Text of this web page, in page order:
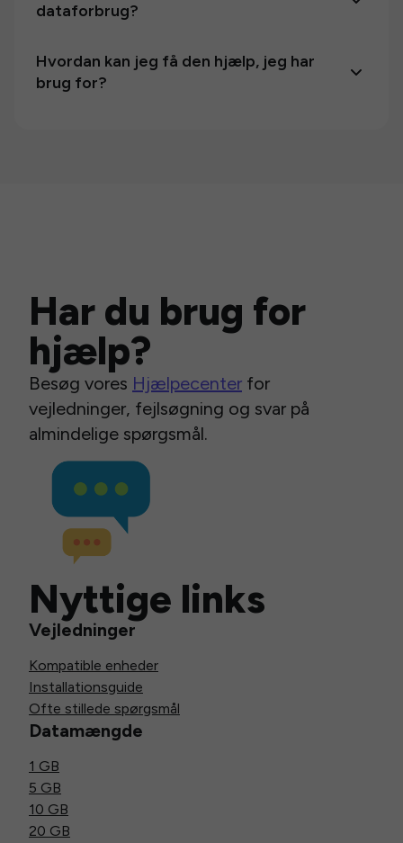
dataforbrug?
Hvordan kan jeg få den hjælp, jeg har
brug for?
Har du brug for
hjælp?
Besøg vores Hjælpecenter for
vejledninger, fejlsøgning og svar på
almindelige spørgsmål.
Nyttige links
Vejledninger
Kompatible enheder
Installationsguide
Ofte stillede spørgsmål
Datamængde
1 GB
5 GB
10 GB
20 GB